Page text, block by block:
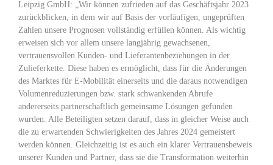
Leipzig GmbH: „Wir können zufrieden auf das Geschäftsjahr 2023
zurückblicken, in dem wir auf Basis der vorläufigen, ungeprüften
Zahlen unsere Prognosen vollständig erfüllen können. Als wichtig
erweisen sich vor allem unsere langjährig gewachsenen,
vertrauensvollen Kunden- und Lieferantenbeziehungen in der
Zulieferkette. Diese haben es ermöglicht, dass für die Änderungen
des Marktes für E-Mobilität einerseits und die daraus notwendigen
Volumenreduzierungen bzw. stark schwankenden Abrufe
andererseits partnerschaftlich gemeinsame Lösungen gefunden
wurden. Alle Beteiligten setzen darauf, dass in gleicher Weise auch
die zu erwartenden Schwierigkeiten des Jahres 2024 gemeistert
werden können. Gleichzeitig ist es auch ein klarer Vertrauensbeweis
unserer Kunden und Partner, dass sie die Transformation weiterhin